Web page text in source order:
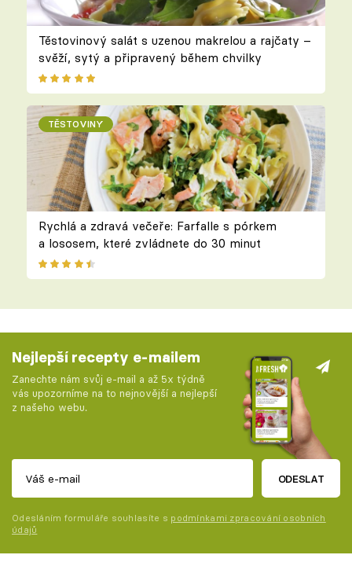
Těstovinový salát s uzenou makrelou a rajčaty –
svěží, sytý a připravený během chvilky
TĚSTOVINY
Rychlá a zdravá večeře: Farfalle s pórkem
a lososem, které zvládnete do 30 minut
Nejlepší recepty e-mailem
Zanechte nám svůj e-mail a až 5x týdně
vás upozorníme na to nejnovější a nejlepší
z našeho webu.
ODESLAT
Odesláním formuláře souhlasíte s podmínkami zpracování osobních
údajů